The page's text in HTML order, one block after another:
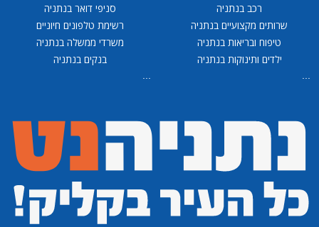
רכב בנתניה
שרותים מקצועיים בנתניה
טיפוח ובריאות בנתניה
ילדים ותינוקות בנתניה
סניפי דואר בנתניה
רשימת טלפונים חיוניים
משרדי ממשלה בנתניה
בנקים בנתניה